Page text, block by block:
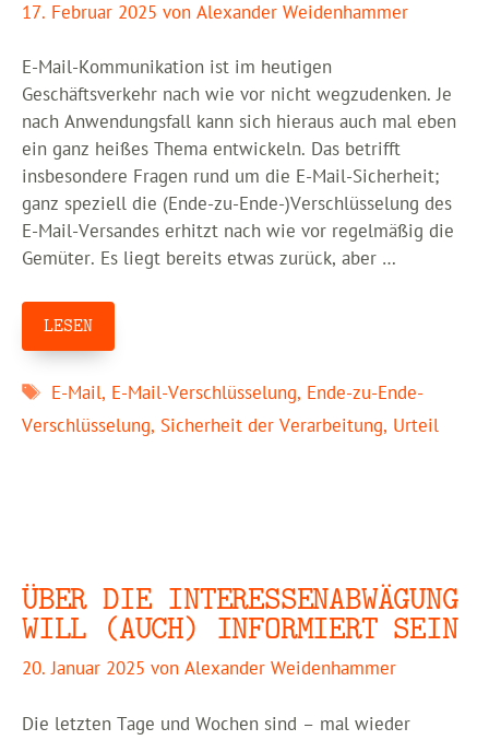
17. Februar 2025 von Alexander Weidenhammer
E-Mail-Kommunikation ist im heutigen
Geschäftsverkehr nach wie vor nicht wegzudenken. Je
nach Anwendungsfall kann sich hieraus auch mal eben
ein ganz heißes Thema entwickeln. Das betrifft
insbesondere Fragen rund um die E-Mail-Sicherheit;
ganz speziell die (Ende-zu-Ende-)Verschlüsselung des
E-Mail-Versandes erhitzt nach wie vor regelmäßig die
Gemüter. Es liegt bereits etwas zurück, aber …
LESEN
Schlagwörter
E-Mail, E-Mail-Verschlüsselung, Ende-zu-Ende-
Verschlüsselung, Sicherheit der Verarbeitung, Urteil
ÜBER DIE INTERESSENABWÄGUNG
WILL (AUCH) INFORMIERT SEIN
20. Januar 2025 von Alexander Weidenhammer
Die letzten Tage und Wochen sind – mal wieder